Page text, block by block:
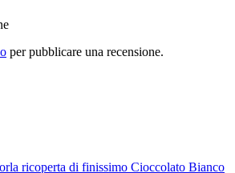
per pubblicare una recensione.